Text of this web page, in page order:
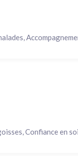
Confiance en soi